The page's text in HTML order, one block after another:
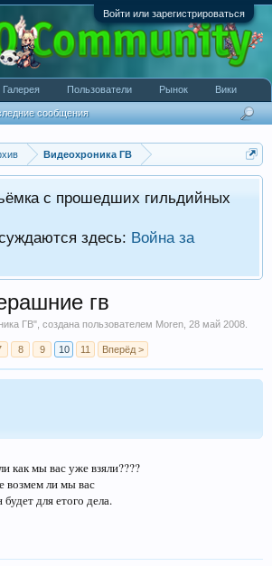
Войти или зарегистрироваться
Видеохроника ГВ
с прошедших гильдийных
здесь: Война за
гв
ГВ", создана пользователем Moren 28 май 2008
8 9 10 11 Вперёд >
как мы вас уже взяли????
возмем ли мы вас
для етого дела.
сообщения
Галерея Пользователи Рынок Вики